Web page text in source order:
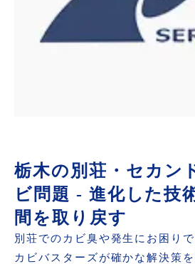
栃木の別荘・セカン
ビ問題 - 進化した技
間を取り戻す
別荘でのカビ臭や発生にお困り
カビバスターズが確かな解決策